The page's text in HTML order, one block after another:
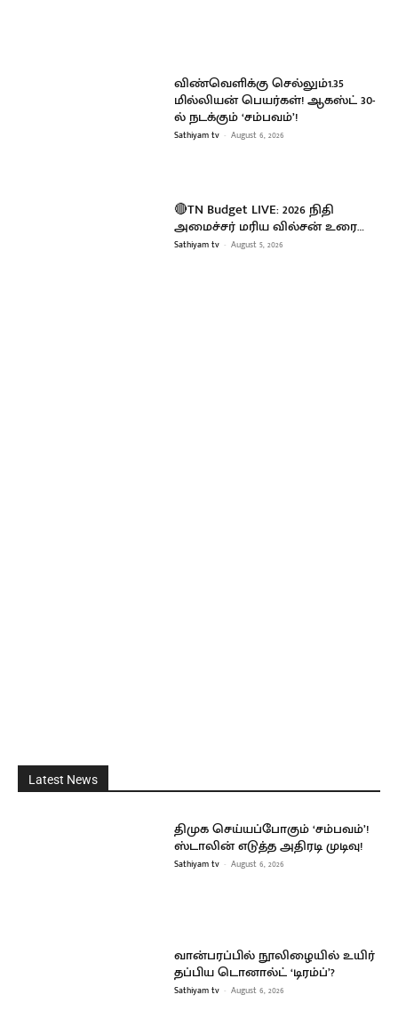
விண்வெளிக்கு செல்லும்1.35
மில்லியன் பெயர்கள்! ஆகஸ்ட் 30-
ல் நடக்கும் ‘சம்பவம்’!
Sathiyam tv - August 6, 2026
🔴TN Budget LIVE: 2026 நிதி
அமைச்சர் மரிய வில்சன் உரை…
Sathiyam tv - August 5, 2026
Latest News
திமுக செய்யப்போகும் ‘சம்பவம்’!
ஸ்டாலின் எடுத்த அதிரடி முடிவு!
Sathiyam tv - August 6, 2026
வான்பரப்பில் நூலிழையில் உயிர்
தப்பிய டொனால்ட் ‘டிரம்ப்’?
Sathiyam tv - August 6, 2026